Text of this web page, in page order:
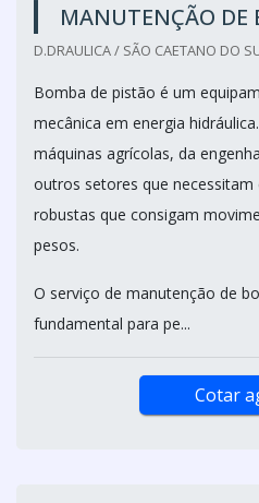
MANUTENÇÃO DE
D.DRAULICA / SÃO CAETANO DO
Bomba de pistão é um
mecânica em energia
máquinas agrícolas, da
outros setores que necessitam
robustas que consigam
pesos.
O serviço de manutenção de
fundamental para pe...
Cotar